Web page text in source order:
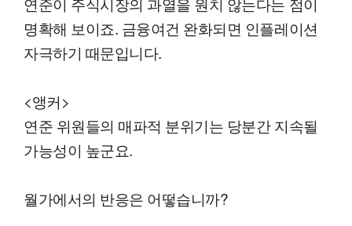
명확해 보이죠. 금융여건 완화되면 인플레이션
자극하기 때문입니다.
<앵커>
연준 위원들의 매파적 분위기는 당분간 지속될
가능성이 높군요.
월가에서의 반응은 어떻습니까?